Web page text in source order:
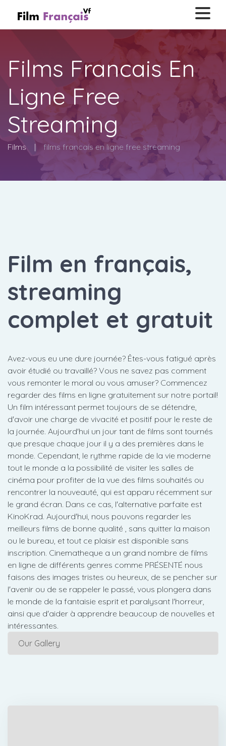
Films Francais En
Ligne Free
Streaming
Films films francais en ligne free streaming
Film en français,
streaming
complet et gratuit
Avez-vous eu une dure journée? Êtes-vous fatigué après
avoir étudié ou travaillé? Vous ne savez pas comment
vous remonter le moral ou vous amuser? Commencez
regarder des films en ligne gratuitement sur notre portail!
Un film intéressant permet toujours de se détendre,
d'avoir une charge de vivacité et positif pour le reste de
la journée. Aujourd'hui un jour tant de films sont tournés
que presque chaque jour il y a des premières dans le
monde. Cependant, le rythme rapide de la vie moderne
tout le monde a la possibilité de visiter les salles de
cinéma pour profiter de la vue des films souhaités ou
rencontrer la nouveauté, qui est apparu récemment sur
le grand écran. Dans ce cas, l'alternative parfaite est
KinoKrad. Aujourd'hui, nous pouvons regarder les
meilleurs films de bonne qualité , sans quitter la maison
ou le bureau, et tout ce plaisir est disponible sans
inscription. Cinematheque a un grand nombre de films
en ligne de différents genres comme PRÉSENTÉ nous
faisons des images tristes ou heureux, de se pencher sur
l'avenir ou de se rappeler le passé, vous plongera dans
le monde de la fantaisie esprit et paralysant l'horreur,
ainsi que d'aider à apprendre beaucoup de nouvelles et
intéressantes.